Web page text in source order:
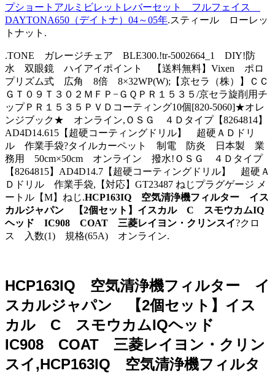
プショートアルミビレットレバーセット フルフェイス
DAYTONA650（デイトナ）04～05年.スティール ローレッ
トナット.
.TONE ガレージチェア BLE300.!tr-5002664_1 DIY!防
水 双眼鏡 ハイアイポイント 【送料無料】Vixen ポロ
プリズム式 広角 8倍 8×32WP(W);【京セラ（株）】ＣＣ
ＧＴ０９Ｔ３０２ＭＦＰ−ＧＱＰＲ１５３５/京セラ旋削用チ
ップＰＲ１５３５ＰＶＤコーティング10個[820-5060]★オレ
ンジブック★ オンライン,ＯＳＧ ４Ｄタイプ【8264814】
AD4D14.615【超硬コーティングドリル】 超硬ＡＤドリ
ル 作業手袋?タイルカーペット 制電 防炎 日本製 業
務用 50cm×50cm オンライン 撥水!ＯＳＧ ４Ｄタイプ
【8264815】AD4D14.7【超硬コーティングドリル】 超硬Ａ
Ｄドリル 作業手袋,【対応】GT23487 ねじプラグゲージ メ
ートル【M】ねじ.HCP163IQ 空気清浄機フィルター イス
カルジャパン 【2個セット】イスカル C スモウカムIQ
ヘッド IC908 COAT 三菱レイヨン・クリンスイ?クロ
ス 入数(1) 規格(65A) オンライン.
HCP163IQ 空気清浄機フィルター イ
スカルジャパン 【2個セット】イス
カル C スモウカムIQヘッド
IC908 COAT 三菱レイヨン・クリン
スイ,HCP163IQ 空気清浄機フィルタ